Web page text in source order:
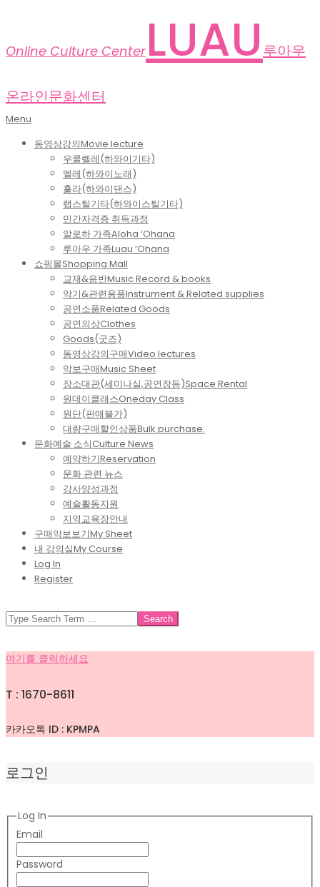
Online Culture Center LUAU 루아우
온라인문화센터
Primary
Menu
Menu
동영상강의Movie lecture
우쿨렐레(하와이기타)
멜레(하와이노래)
훌라(하와이댄스)
랩스틸기타(하와이스틸기타)
민간자격증 취득과정
알로하 가족Aloha ‘Ohana
루아우 가족Luau ‘Ohana
쇼핑몰Shopping Mall
교재&음반Music Record & books
악기&관련용품Instrument & Related supplies
공연소품Related Goods
공연의상Clothes
Goods(굿즈)
동영상강의구매Video lectures
악보구매Music Sheet
장소대관(세미나실,공연장등)Space Rental
원데이클래스Oneday Class
원단(판매불가)
대량구매할인상품Bulk purchase.
문화예술 소식Culture News
예약하기Reservation
문화 관련 뉴스
강사양성과정
예술활동지원
지역교육장안내
구매악보보기My Sheet
내 강의실My Course
Log In
Register
SEARCH
여기를 클릭하세요
T : 1670-8611
카카오톡 ID : KPMPA
로그인
Log In
Email
Password